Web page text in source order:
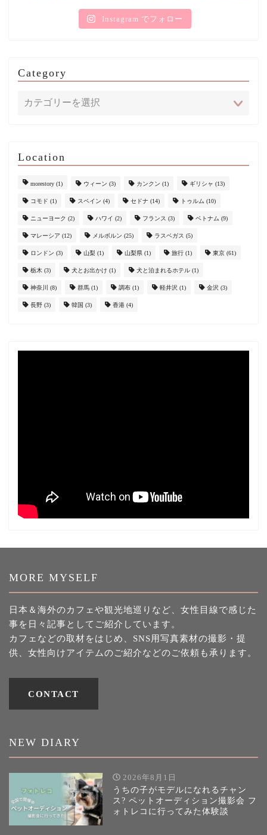
Instagram でフォロー
Category
Location
morestory (1) ウィーン (3) カンクン (1) ギリシャ (13)
コモド (1) スペイン (4) セドナ (14) トゥルム (10)
ニューヨーク (2) ハワイ (2) フランス (3) ベトナム (9)
マレーシア (12) メルボルン (25) ラスベガス (5)
ロンドン (3) 山梨 (1) 山梨県 (1) 旅行 (1) 東京 (61)
栃木 (3) 犬とお出かけ (1) 犬と泊まれるホテル (1)
神奈川 (8) 群馬 (1) 調布 (1) 軽井沢 (1) 金沢 (3)
長野 (3) 韓国 (3) 香港 (4)
MORE MYSELF
日本＆海外のカフェや観光地巡りなど、女性目線で感じた
事を日々記事としてご紹介しています。
カフェなどの取材をはじめ、SNS用写真素材の撮影・提
供、女性向けアイテムのご紹介などのご依頼も承ります。
CONTACT
NEW DIARY
2026年8月1日
うちの子がモデルになれるチャン
ス? ペットオーディション撮影会 フ
ォトレコに行ってみた体験談